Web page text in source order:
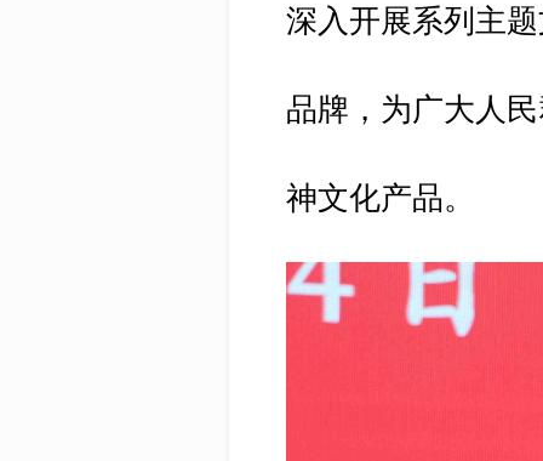
深入开展系列主
品牌，为广大人
神文化产品。